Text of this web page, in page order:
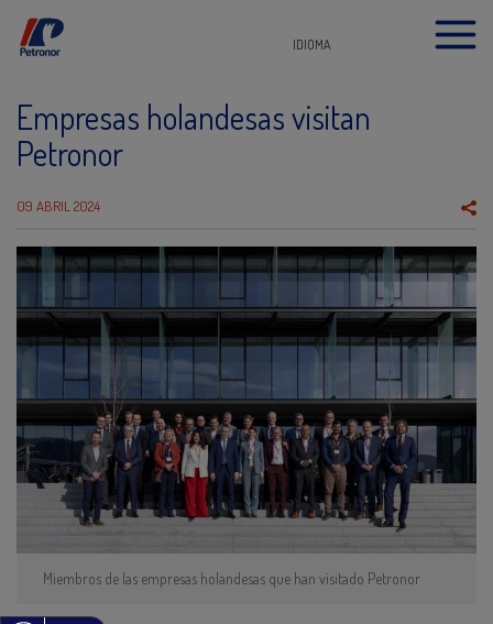
IDIOMA
Empresas holandesas visitan
Petronor
09 ABRIL 2024
Miembros de las empresas holandesas que han visitado Petronor